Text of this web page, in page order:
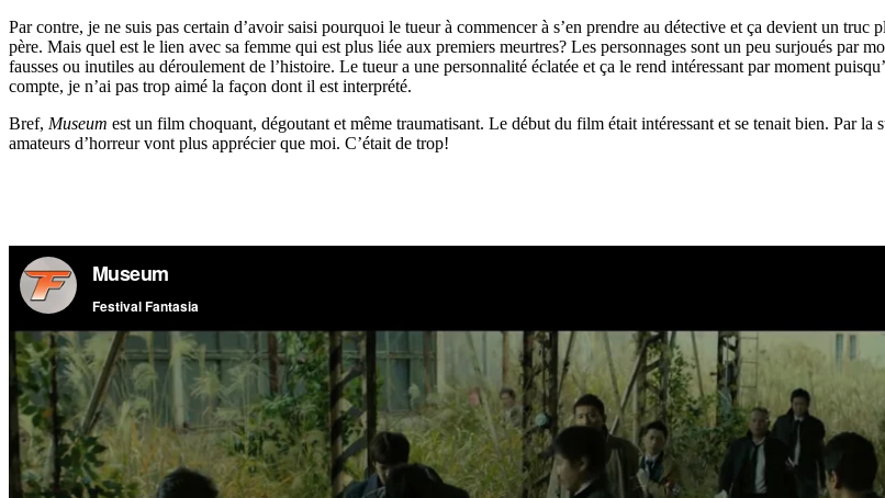
Par contre, je ne suis pas certain d’avoir saisi pourquoi le tueur à commencer à s’en prendre au détective et ça devient un
père. Mais quel est le lien avec sa femme qui est plus liée aux premiers meurtres? Les personnages sont un peu surjoués par
fausses ou inutiles au déroulement de l’histoire. Le tueur a une personnalité éclatée et ça le rend intéressant par moment
compte, je n’ai pas trop aimé la façon dont il est interprété.
Bref, Museum est un film choquant, dégoutant et même traumatisant. Le début du film était intéressant et se tenait bien. Par
amateurs d’horreur vont plus apprécier que moi. C’était de trop!